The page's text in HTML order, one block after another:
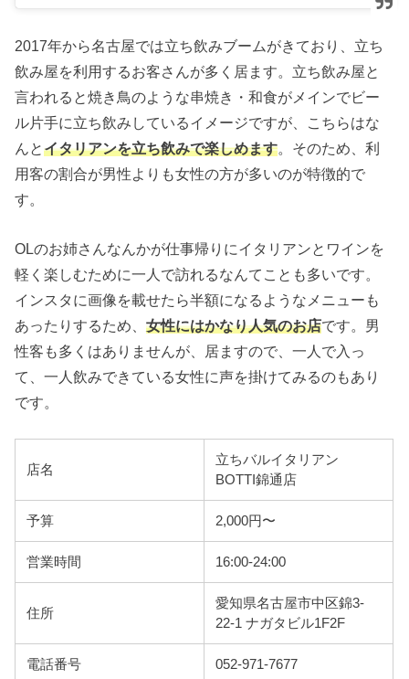
2017年から名古屋では立ち飲みブームがきており、立ち
飲み屋を利用するお客さんが多く居ます。立ち飲み屋と
言われると焼き鳥のような串焼き・和食がメインでビー
ル片手に立ち飲みしているイメージですが、こちらはな
んとイタリアンを立ち飲みで楽しめます。そのため、利
用客の割合が男性よりも女性の方が多いのが特徴的で
す。
OLのお姉さんなんかが仕事帰りにイタリアンとワインを
軽く楽しむために一人で訪れるなんてことも多いです。
インスタに画像を載せたら半額になるようなメニューも
あったりするため、女性にはかなり人気のお店です。男
性客も多くはありませんが、居ますので、一人で入っ
て、一人飲みできている女性に声を掛けてみるのもあり
です。
店名
立ちバルイタリアン
BOTTI錦通店
予算 2,000円〜
営業時間 16:00-24:00
住所
愛知県名古屋市中区錦3-
22-1 ナガタビル1F2F
電話番号 052-971-7677